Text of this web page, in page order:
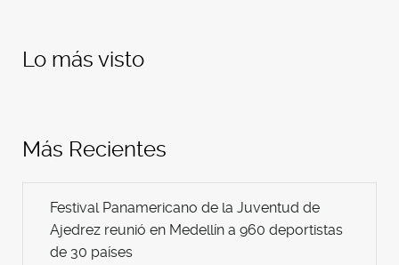
Lo más visto
Más Recientes
Festival Panamericano de la Juventud de
Ajedrez reunió en Medellín a 960 deportistas
de 30 países